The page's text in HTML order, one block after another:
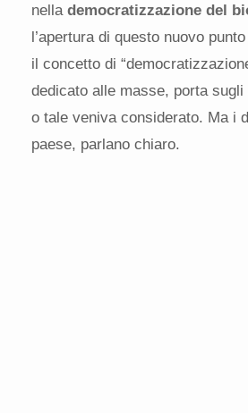
nella democratizzazione del
l’apertura di questo nuovo
il concetto di
dedicato alle masse, porta
o tale veniva considerato. Ma i
paese, parlano chiaro.